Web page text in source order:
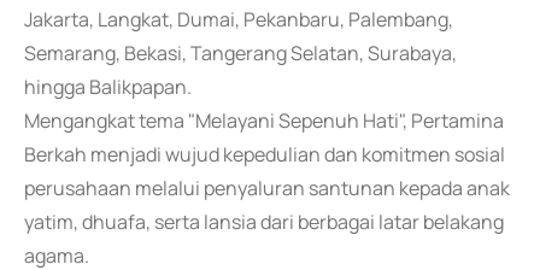
Jakarta, Langkat, Dumai, Pekanbaru, Palembang,
Semarang, Bekasi, Tangerang Selatan, Surabaya,
hingga Balikpapan.
Mengangkat tema "Melayani Sepenuh Hati", Pertamina
Berkah menjadi wujud kepedulian dan komitmen sosial
perusahaan melalui penyaluran santunan kepada anak
yatim, dhuafa, serta lansia dari berbagai latar belakang
agama.